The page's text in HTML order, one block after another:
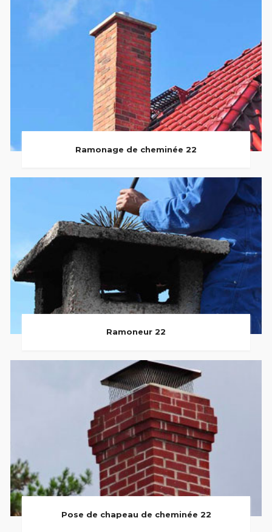
Ramonage de cheminée 22
Ramoneur 22
Pose de chapeau de cheminée 22